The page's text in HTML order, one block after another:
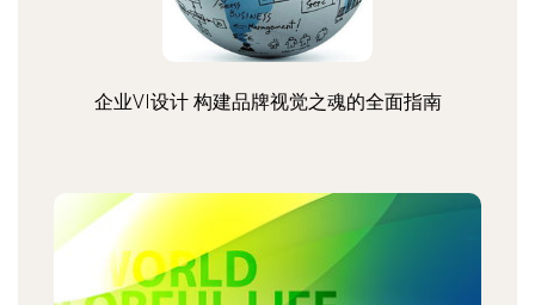
企业VI设计 构建品牌视觉之魂的全面指南